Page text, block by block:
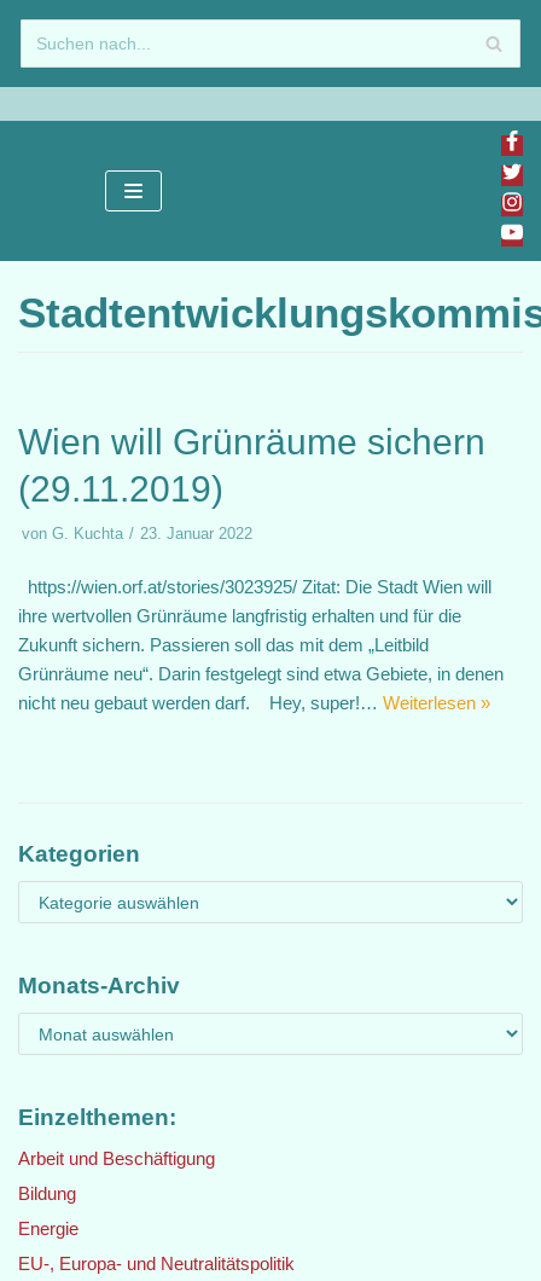
Zum
Inhalt
springen
Wien will Grünräume sichern
(29.11.2019)
von G. Kuchta 23. Januar 2022
https://wien.orf.at/stories/3023925/ Zitat: Die Stadt Wien will
ihre wertvollen Grünräume langfristig erhalten und für die
Zukunft sichern. Passieren soll das mit dem „Leitbild
Grünräume neu“. Darin festgelegt sind etwa Gebiete, in denen
nicht neu gebaut werden darf. Hey, super!… Weiterlesen »
Kategorien
Monats-Archiv
Einzelthemen:
Arbeit und Beschäftigung
Bildung
Energie
EU-, Europa- und Neutralitätspolitik